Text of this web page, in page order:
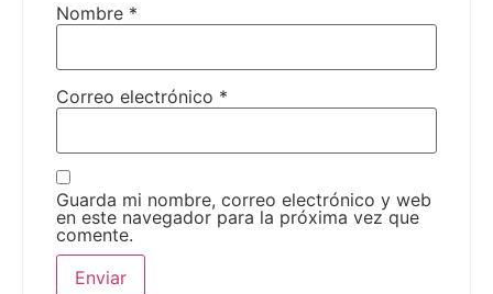
Nombre *
Correo electrónico *
Guarda mi nombre, correo electrónico y web
en este navegador para la próxima vez que
comente.